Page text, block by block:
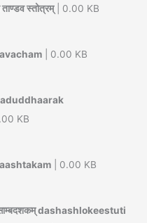
स्तोत्रम्| 0.00 KB
| 0.00 KB
KB
| 0.00 KB
साम्बदशकम् dashashlokeestuti